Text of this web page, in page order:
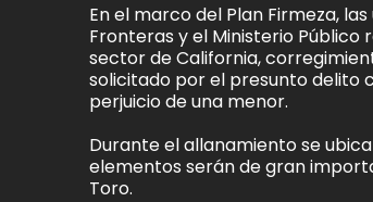
En el marco del Plan Firmeza,
Fronteras y el Ministerio Público
sector de California,
solicitado por el presunto delito
perjuicio de una menor.
Durante el allanamiento se
elementos serán de gran
Toro.